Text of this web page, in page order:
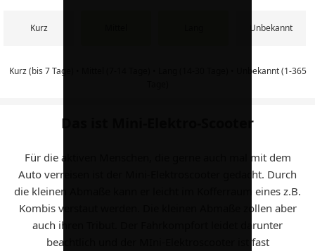
Kurz Unbekannt
Kurz (bis 7 Tage) • Mittel (7-14 Tage) • Lang (14-30 Tage) • Unbekannt (1-365
Das ist Mini-Elektro-Scooter
Für die aktiven Menschen, die gerne auch mal mit dem
Auto verreisen ist der Mini-Elektroscooter gedacht. Durch
die kleinen Abmaße kann er leicht im Kofferraum eines z.B.
Kombis verstaut werden. Die kleinen Abmaße zollen aber
auch ihren Tribut. Der Fahrkompfort leidet darunter
beachtlich und der MIni-Elektroscooter ist fast